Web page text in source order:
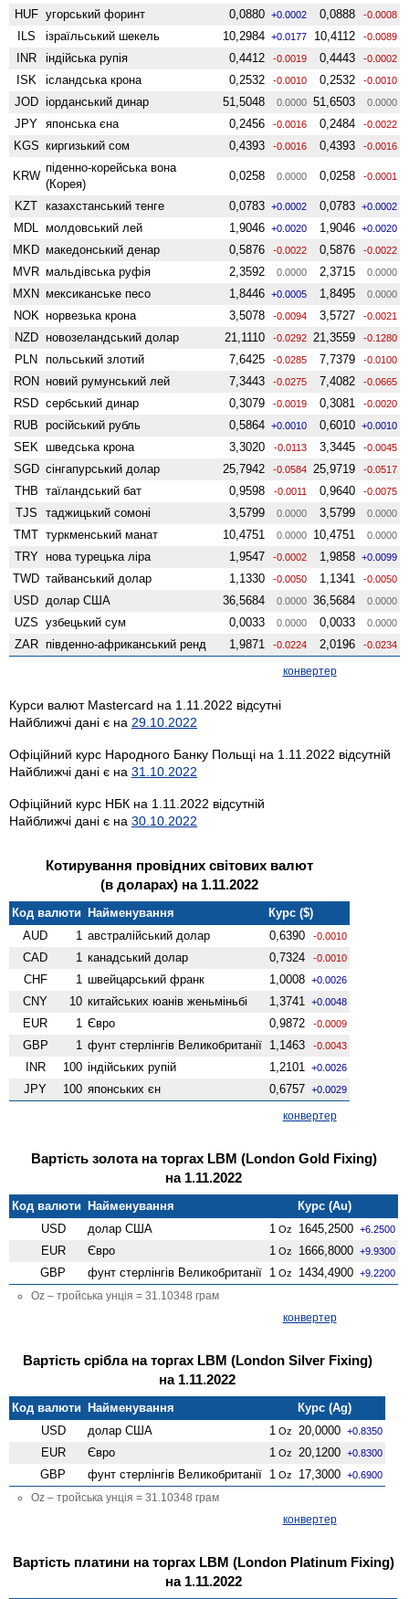
HUF угорський форинт 0,0880 +0.0002 0,0888 -0.0008
ILS ізраїльський шекель 10,2984 +0.0177 10,4112 -0.0089
INR індійська рупія 0,4412 -0.0019 0,4443 -0.0002
ISK ісландська крона 0,2532 -0.0010 0,2532 -0.0010
JOD іорданський динар 51,5048 0.0000 51,6503 0.0000
JPY японська єна 0,2456 -0.0016 0,2484 -0.0022
KGS киргизький сом 0,4393 -0.0016 0,4393 -0.0016
KRW
піденно-корейська вона
(Корея)
0,0258 0.0000 0,0258 -0.0001
KZT казахстанський тенге 0,0783 +0.0002 0,0783 +0.0002
MDL молдовський лей 1,9046 +0.0020 1,9046 +0.0020
MKD македонський денар 0,5876 -0.0022 0,5876 -0.0022
MVR мальдівська руфія 2,3592 0.0000 2,3715 0.0000
MXN мексиканське песо 1,8446 +0.0005 1,8495 0.0000
NOK норвезька крона 3,5078 -0.0094 3,5727 -0.0021
NZD ново­зеландський долар 21,1110 -0.0292 21,3559 -0.1280
PLN польський злотий 7,6425 -0.0285 7,7379 -0.0100
RON новий румунський лей 7,3443 -0.0275 7,4082 -0.0665
RSD сербський динар 0,3079 -0.0019 0,3081 -0.0020
RUB російський рубль 0,5864 +0.0010 0,6010 +0.0010
SEK шведська крона 3,3020 -0.0113 3,3445 -0.0045
SGD сінгапурський долар 25,7942 -0.0584 25,9719 -0.0517
THB таїландський бат 0,9598 -0.0011 0,9640 -0.0075
TJS таджицький сомоні 3,5799 0.0000 3,5799 0.0000
TMT туркменський манат 10,4751 0.0000 10,4751 0.0000
TRY нова турецька ліра 1,9547 -0.0002 1,9858 +0.0099
TWD тайванський долар 1,1330 -0.0050 1,1341 -0.0050
USD долар США 36,5684 0.0000 36,5684 0.0000
UZS узбецький сум 0,0033 0.0000 0,0033 0.0000
ZAR південно-африканський ренд 1,9871 -0.0224 2,0196 -0.0234
конвертер
Курси валют Mastercard на 1.11.2022 відсутні
Найближчі дані є на 29.10.2022
Офіційний курс Народного Банку Польщі на 1.11.2022 відсутній
Найближчі дані є на 31.10.2022
Офіційний курс НБК на 1.11.2022 відсутній
Найближчі дані є на 30.10.2022
Котирування провідних світових валют
(в доларах) на 1.11.2022
Код валюти Найменування
Курс ($)
AUD
1 австралійський долар 0,6390 -0.0010
CAD 1 канадський долар 0,7324 -0.0010
CHF 1 швейцарський франк 1,0008 +0.0026
CNY 10 китайських юанів женьмiньбi 1,3741 +0.0048
EUR 1 Євро 0,9872 -0.0009
GBP 1 фунт стерлінгів Велико­британії 1,1463 -0.0043
INR 100 індійських рупій 1,2101 +0.0026
JPY 100 японських єн 0,6757 +0.0029
конвертер
Вартість золота на торгах LBM (London Gold Fixing)
на 1.11.2022
Код валюти Найменування
Курс (Au)
USD
долар США 1 Oz 1645,2500 +6.2500
EUR Євро 1 Oz 1666,8000 +9.9300
GBP фунт стерлінгів Велико­британії 1 Oz 1434,4900 +9.2200
Oz – тройська унція = 31.10348 грам
конвертер
Вартість срібла на торгах LBM (London Silver Fixing)
на 1.11.2022
Код валюти Найменування
Курс (Ag)
USD
долар США 1 Oz 20,0000 +0.8350
EUR Євро 1 Oz 20,1200 +0.8300
GBP фунт стерлінгів Велико­британії 1 Oz 17,3000 +0.6900
Oz – тройська унція = 31.10348 грам
конвертер
Вартість платини на торгах LBM (London Platinum Fixing)
на 1.11.2022